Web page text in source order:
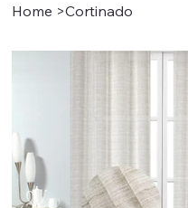
Home >Cortinado